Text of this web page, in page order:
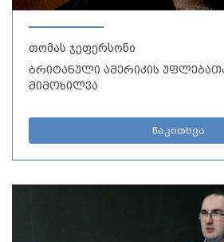
თომას ჯეფერსონი
ბრიტანული ამერიკის
მიმოხილვა
წაკითხვა